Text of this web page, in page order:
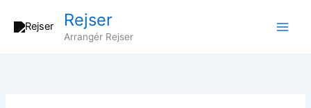
Rejser
Arrangér Rejser